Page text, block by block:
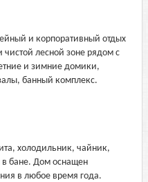
и корпоративный отдых
чистой лесной зоне рядом с
и зимние домики,
банный комплекс.
холодильник, чайник,
в бане. Дом оснащен
в любое время года.